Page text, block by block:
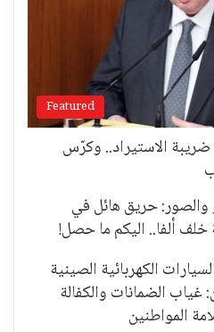
Featured
الاستيراد.. وكرّس
والصور: حريق هائل في
خلف ألفا.. اليكم ما حصل!
الكهربائية الصينية
غياب الضمانات والكفالة
المواطنين